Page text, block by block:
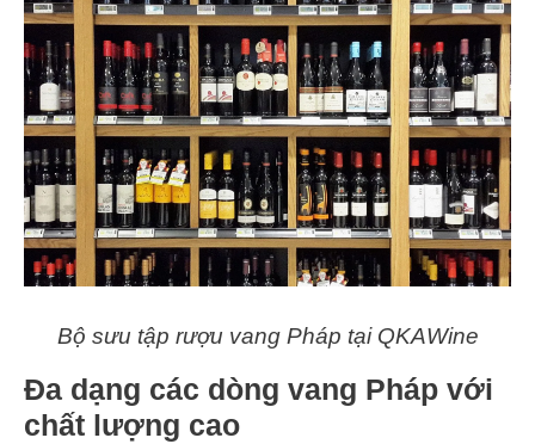
Bộ sưu tập rượu vang Pháp tại QKAWine
Đa dạng các dòng vang Pháp với
chất lượng cao